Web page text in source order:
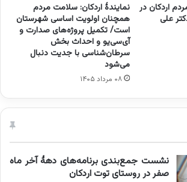
اردکان در
علی
نمایندۀ اردکان: سلامت مردم
همچنان اولویت اساسی شهرستان
است/ تکمیل پروژه‌های صدارت و
آی‌سی‌یو و احداث بخش
سرطان‌شناسی با جدیت دنبال
می‌شود
۰۸ مرداد ۱۴۰۵
نشست جمع‌بندی برنامه‌های دهۀ آخر ماه
صفر در روستای توت اردکان